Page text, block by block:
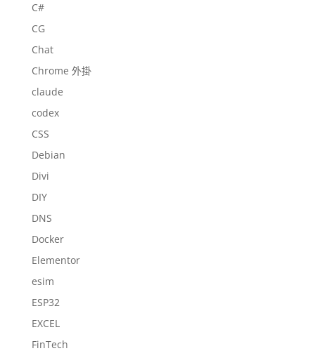
C#
CG
Chat
Chrome 外掛
claude
codex
CSS
Debian
Divi
DIY
DNS
Docker
Elementor
esim
ESP32
EXCEL
FinTech